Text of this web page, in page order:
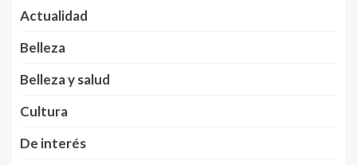
Actualidad
Belleza
Belleza y salud
Cultura
De interés